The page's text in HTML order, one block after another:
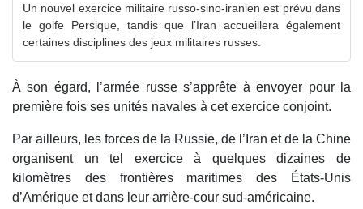
Un nouvel exercice militaire russo-sino-iranien est prévu dans
le golfe Persique, tandis que l’Iran accueillera également
certaines disciplines des jeux militaires russes.
À son égard, l’armée russe s’apprête à envoyer pour la
première fois ses unités navales à cet exercice conjoint.
Par ailleurs, les forces de la Russie, de l’Iran et de la Chine
organisent un tel exercice à quelques dizaines de
kilomètres des frontières maritimes des États-Unis
d’Amérique et dans leur arrière-cour sud-américaine.